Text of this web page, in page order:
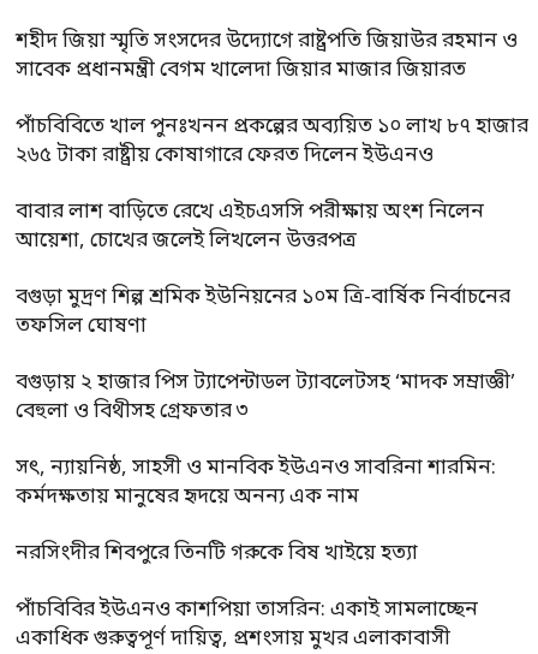
শহীদ জিয়া স্মৃতি সংসদের উদ্যোগে রাষ্ট্রপতি জিয়াউর রহমান ও
সাবেক প্রধানমন্ত্রী বেগম খালেদা জিয়ার মাজার জিয়ারত
পাঁচবিবিতে খাল পুনঃখনন প্রকল্পের অব্যয়িত ১০ লাখ ৮৭ হাজার
২৬৫ টাকা রাষ্ট্রীয় কোষাগারে ফেরত দিলেন ইউএনও
বাবার লাশ বাড়িতে রেখে এইচএসসি পরীক্ষায় অংশ নিলেন
আয়েশা, চোখের জলেই লিখলেন উত্তরপত্র
বগুড়া মুদ্রণ শিল্প শ্রমিক ইউনিয়নের ১০ম ত্রি-বার্ষিক নির্বাচনের
তফসিল ঘোষণা
বগুড়ায় ২ হাজার পিস ট্যাপেন্টাডল ট্যাবলেটসহ ‘মাদক সম্রাজ্ঞী’
বেহুলা ও বিথীসহ গ্রেফতার ৩
সৎ, ন্যায়নিষ্ঠ, সাহসী ও মানবিক ইউএনও সাবরিনা শারমিন:
কর্মদক্ষতায় মানুষের হৃদয়ে অনন্য এক নাম
নরসিংদীর শিবপুরে তিনটি গরুকে বিষ খাইয়ে হত্যা
পাঁচবিবির ইউএনও কাশপিয়া তাসরিন: একাই সামলাচ্ছেন
একাধিক গুরুত্বপূর্ণ দায়িত্ব, প্রশংসায় মুখর এলাকাবাসী